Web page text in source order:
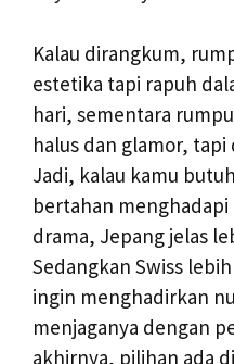
Kalau dirangkum,
estetika tapi rapuh
hari, sementara
halus dan glamor,
Jadi, kalau kamu
bertahan
drama, Jepang jelas
Sedangkan Swiss
ingin menghadirkan
menjaganya dengan
akhirnya, pilihan ada